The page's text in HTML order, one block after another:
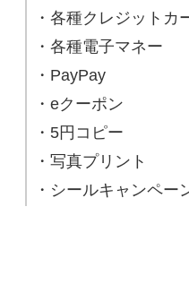
・各種クレジットカ
・各種電子マネー
・PayPay
・eクーポン
・5円コピー
・写真プリント
・シールキャンペー